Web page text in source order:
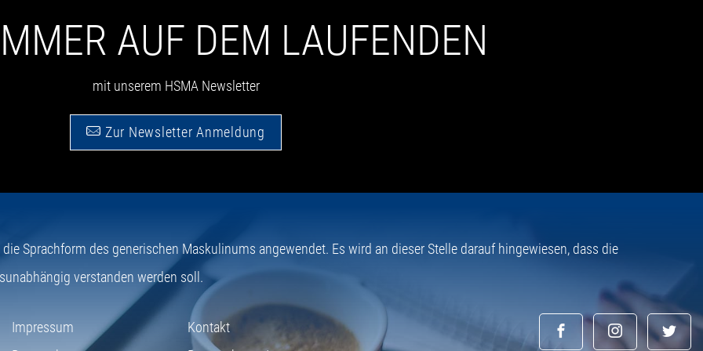
AUF DEM LAUFENDEN
mit unserem HSMA Newsletter
Zur Newsletter Anmeldung
Sprachform des generischen Maskulinums angewendet. Es wird an dieser Stelle darauf hingewiesen, dass die
verstanden werden soll.
Impressum
Kontakt